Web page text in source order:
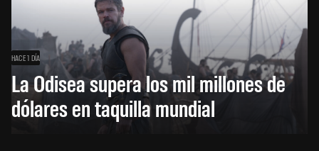
HACE 1 DÍA
La Odisea supera los mil millones de
dólares en taquilla mundial